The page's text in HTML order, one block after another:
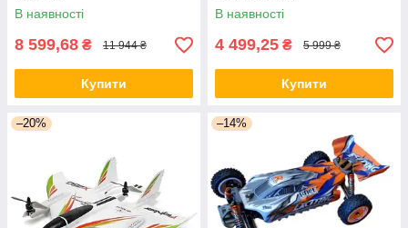
В наявності
8 599,68 ₴ 11 944 ₴
Купити
В наявності
4 499,25 ₴ 5 999 ₴
Купити
–20% –14%